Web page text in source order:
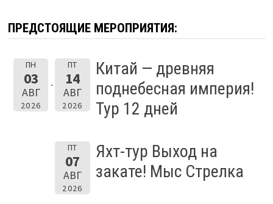
ПРЕДСТОЯЩИЕ МЕРОПРИЯТИЯ:
ПН
03
АВГ
2026
ПТ
14
АВГ
2026
Китай — древняя
поднебесная империя!
Тур 12 дней
ПТ
07
АВГ
2026
Яхт-тур Выход на
закате! Мыс Стрелка